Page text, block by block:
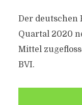
Der deutschen
Quartal 2020
Mittel
BVI.